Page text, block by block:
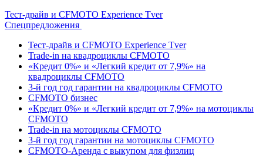
Тест-драйв и CFMOTO Experience Tver
Спецпредложения
Тест-драйв и CFMOTO Experience Tver
Trade-in на квадроциклы CFMOTO
«Кредит 0%» и «Легкий кредит от 7,9%» на
квадроциклы CFMOTO
3-й год год гарантии на квадроциклы CFMOTO
CFMOTO бизнес
«Кредит 0%» и «Легкий кредит от 7,9%» на мотоциклы
CFMOTO
Trade-in на мотоциклы CFMOTO
3-й год год гарантии на мотоциклы CFMOTO
CFMOTO-Аренда с выкупом для физлиц